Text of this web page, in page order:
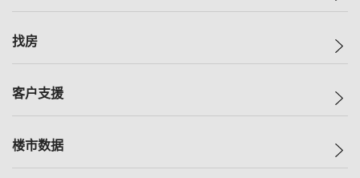
美联集团
人才招募
找房
一手新房
减价
客户支援
自助放盘
楼市数据